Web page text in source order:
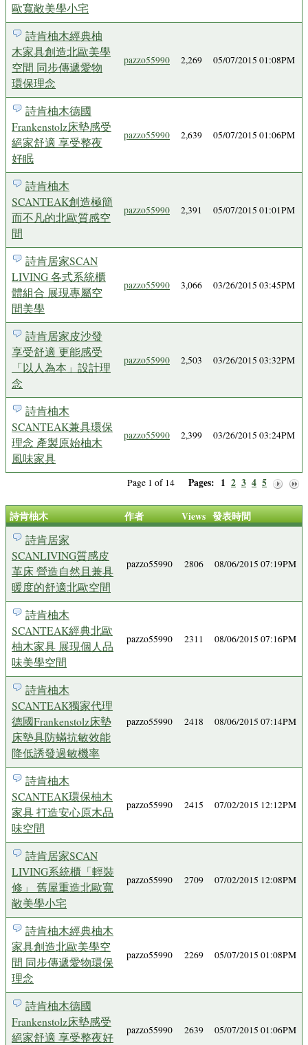
歐寬敞美學小宅
詩肯柚木經典柚
木家具創造北歐美學
空間 同步傳遞愛物
環保理念
pazzo55990 2,269 05/07/2015 01:08PM
詩肯柚木德國
Frankenstolz床墊感受
絕家舒適 享受整夜
好眠
pazzo55990 2,639 05/07/2015 01:06PM
詩肯柚木
SCANTEAK創造極簡
而不凡的北歐質感空
間
pazzo55990 2,391 05/07/2015 01:01PM
詩肯居家SCAN
LIVING 各式系統櫃
體組合 展現專屬空
間美學
pazzo55990 3,066 03/26/2015 03:45PM
詩肯居家皮沙發
享受舒適 更能感受
「以人為本」設計理
念
pazzo55990 2,503 03/26/2015 03:32PM
詩肯柚木
SCANTEAK兼具環保
理念 產製原始柚木
風味家具
pazzo55990 2,399 03/26/2015 03:24PM
Page 1 of 14 Pages: 1 2 3 4 5
詩肯柚木 作者 Views 發表時間
詩肯居家
SCANLIVING質感皮
革床 營造自然且兼具
暖度的舒適北歐空間
pazzo55990 2806 08/06/2015 07:19PM
詩肯柚木
SCANTEAK經典北歐
柚木家具 展現個人品
味美學空間
pazzo55990 2311 08/06/2015 07:16PM
詩肯柚木
SCANTEAK獨家代理
德國Frankenstolz床墊
床墊具防蟎抗敏效能
降低誘發過敏機率
pazzo55990 2418 08/06/2015 07:14PM
詩肯柚木
SCANTEAK環保柚木
家具 打造安心原木品
味空間
pazzo55990 2415 07/02/2015 12:12PM
詩肯居家SCAN
LIVING系統櫃「輕裝
修」 舊屋重造北歐寬
敞美學小宅
pazzo55990 2709 07/02/2015 12:08PM
詩肯柚木經典柚木
家具創造北歐美學空
間 同步傳遞愛物環保
理念
pazzo55990 2269 05/07/2015 01:08PM
詩肯柚木德國
Frankenstolz床墊感受
絕家舒適 享受整夜好
pazzo55990 2639 05/07/2015 01:06PM